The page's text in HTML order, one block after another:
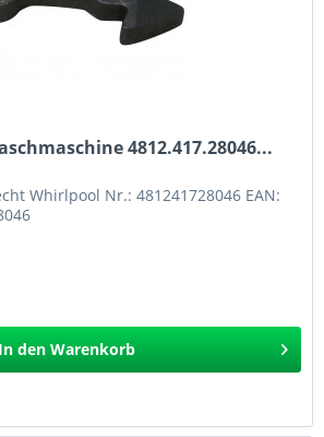
4812.417.28046...
Whirlpool Nr.: 481241728046 EAN:
In den Warenkorb